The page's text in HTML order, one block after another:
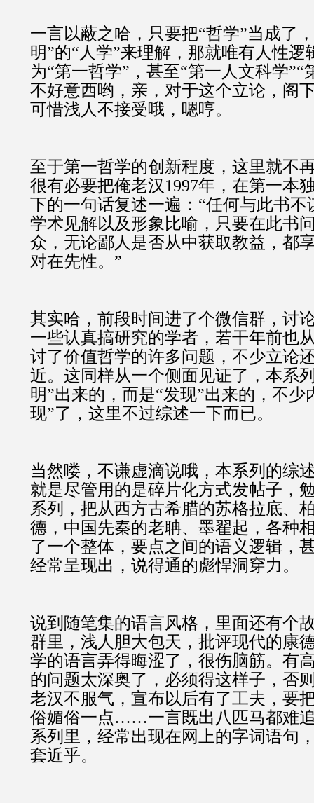
一言以蔽之哈， 只要把“哲学”当成了
明”的“人学”来理解，那就唯有人性逻
为“第一哲学”，甚至“第一人文科学”“
不好意西哟，亲，对于这个立论，阁
可惜浅人不接受哦，嗯哼。
至于第一哲学的创新程度，这里就不
很有必要把俺老汉1997年，在第一本
下的一句话复述一遍：“任何与此书不
学术见解以及形象比喻，只要在此书
众，无论鄙人是否从中获取教益，都
对在先性。”
其实哈，前段时间进了个微信群，讨
一些认真搞研究的学者，若干年前也
讨了价值哲学的许多问题，不少立论
近。这同样从一个侧面见证了，本系
明”出来的，而是“发现”出来的，不少
现”了，这里不过综述一下而已。
当然喽，不谦虚滴说哦，本系列的综
就是尽管用的是碎片化方式发帖子，
系列，把从西方古希腊的苏格拉底、
德，中国先秦的老聃、墨翟起，各种
了一个整体，要点之间的语义逻辑，
经常呈现出，说得通的彪悍洞穿力。
说到随笔集的语言风格，里面还有个
群里，浅人胆大包天，批评现代的康
学的语言弄得晦涩了，很伤脑筋。有
的问题太深奥了，必须得这样子，否
老汉不服气，宣布以后有了工夫，要
俗媚俗一点……一言既出八匹马都难
系列里，经常出现在网上的字词语句
套近乎。